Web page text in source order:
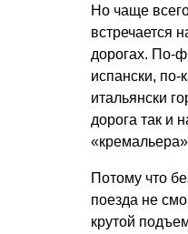
Но чаще
встречается
дорогах. По-
испански, по-
итальянски
дорога так и
Потому что
поезда не
крутой